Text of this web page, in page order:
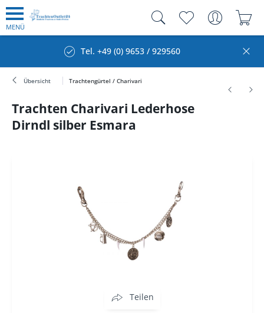
MENÜ
Tel. +49 (0) 9653 / 929560
Übersicht Trachtengürtel / Charivari
Trachten Charivari Lederhose
Dirndl silber Esmara
Teilen